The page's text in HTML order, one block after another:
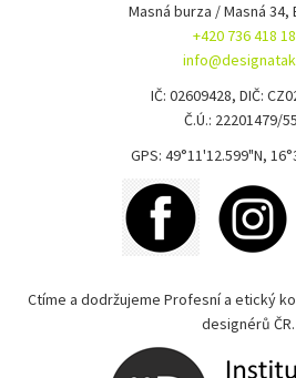
Masná burza / Masná 34,
+420 736 418
IČ: 02609428, DIČ:
Č.Ú.: 22201479/
GPS: 49°11'12.599"N,
Ctíme a dodržujeme Profesní a etický
designérů ČR.